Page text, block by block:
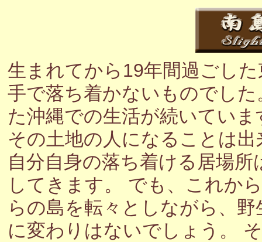
生まれてから19年間過ごし
手で落ち着かないものでし
た沖縄での生活が続いてい
その土地の人になることは
自分自身の落ち着ける居場
してきます。 でも、これか
らの島を転々としながら、
に変わりはないでしょう。